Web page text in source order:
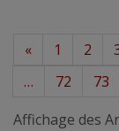
« 1 2
…
72 73
Affichage des